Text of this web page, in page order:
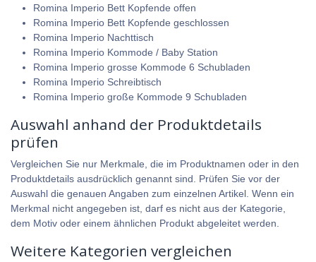
Romina Imperio Bett Kopfende offen
Romina Imperio Bett Kopfende geschlossen
Romina Imperio Nachttisch
Romina Imperio Kommode / Baby Station
Romina Imperio grosse Kommode 6 Schubladen
Romina Imperio Schreibtisch
Romina Imperio große Kommode 9 Schubladen
Auswahl anhand der Produktdetails
prüfen
Vergleichen Sie nur Merkmale, die im Produktnamen oder in den
Produktdetails ausdrücklich genannt sind. Prüfen Sie vor der
Auswahl die genauen Angaben zum einzelnen Artikel. Wenn ein
Merkmal nicht angegeben ist, darf es nicht aus der Kategorie,
dem Motiv oder einem ähnlichen Produkt abgeleitet werden.
Weitere Kategorien vergleichen